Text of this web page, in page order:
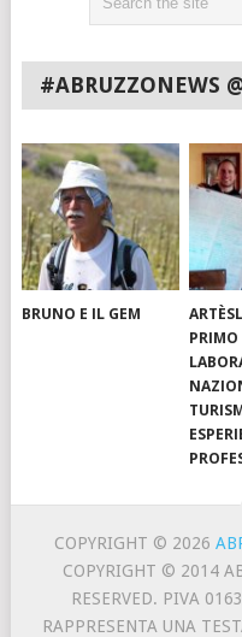
#ABRUZZONEWS
BRUNO E IL GEM
PRIMO
COPYRIGHT © 2026
COPYRIGHT © 2014
RESERVED. PIVA
RAPPRESENTA UNA